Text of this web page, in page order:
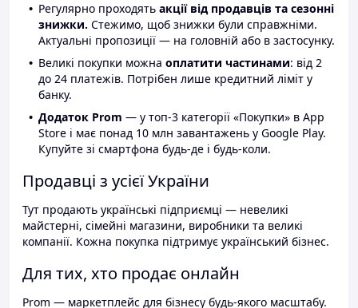
Регулярно проходять акції від продавців та сезонні
знижки. Стежимо, щоб знижки були справжніми.
Актуальні пропозиції — на головній або в застосунку.
Великі покупки можна оплатити частинами: від 2
до 24 платежів. Потрібен лише кредитний ліміт у
банку.
Додаток Prom — у топ-3 категорії «Покупки» в App
Store і має понад 10 млн завантажень у Google Play.
Купуйте зі смартфона будь-де і будь-коли.
Продавці з усієї України
Тут продають українські підприємці — невеликі
майстерні, сімейні магазини, виробники та великі
компанії. Кожна покупка підтримує український бізнес.
Для тих, хто продає онлайн
Prom — маркетплейс для бізнесу будь-якого масштабу.